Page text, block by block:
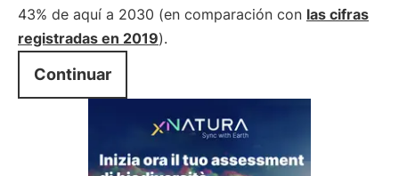
43% de aquí a 2030 (en comparación con las cifras
registradas en 2019).
Continuar